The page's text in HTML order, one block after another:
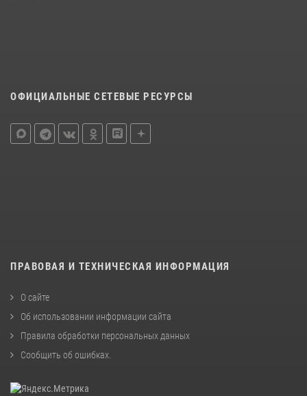
ОФИЦИАЛЬНЫЕ СЕТЕВЫЕ РЕСУРСЫ
ПРАВОВАЯ И ТЕХНИЧЕСКАЯ ИНФОРМАЦИЯ
О сайте
Об использовании информации сайта
Правила обработки персональных данных
Сообщить об ошибках